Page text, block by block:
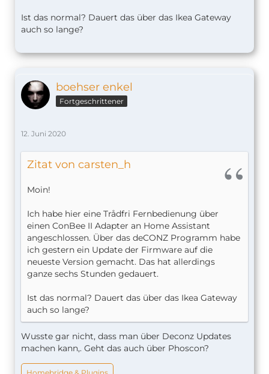
Ist das normal? Dauert das über das Ikea Gateway
auch so lange?
boehser enkel
Fortgeschrittener
12. Juni 2020
Zitat von carsten_h
Moin!
Ich habe hier eine Trådfri Fernbedienung über
einen ConBee II Adapter an Home Assistant
angeschlossen. Über das deCONZ Programm habe
ich gestern ein Update der Firmware auf die
neueste Version gemacht. Das hat allerdings
ganze sechs Stunden gedauert.
Ist das normal? Dauert das über das Ikea Gateway
auch so lange?
Wusste gar nicht, dass man über Deconz Updates
machen kann,. Geht das auch über Phoscon?